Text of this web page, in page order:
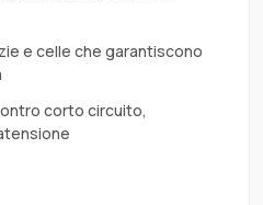
e celle che garantiscono
corto circuito,